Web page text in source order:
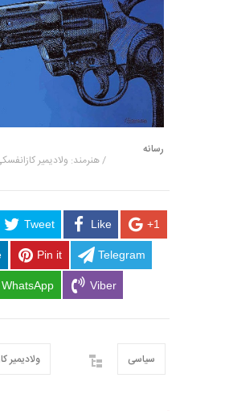
رسانه
/ هنرمند: ولادیمیر
Tweet Like +1
Pin it Telegram
WhatsApp Viber
ولادیمیر سیاسی